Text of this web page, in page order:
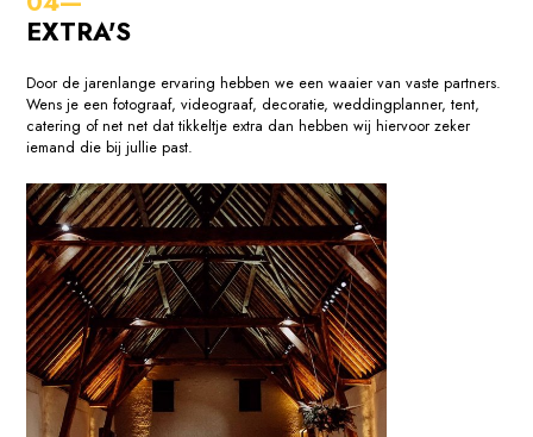
EXTRA'S
Door de jarenlange ervaring hebben we een waaier van vaste partners.
Wens je een fotograaf, videograaf, decoratie, weddingplanner, tent,
catering of net net dat tikkeltje extra dan hebben wij hiervoor zeker
iemand die bij jullie past.